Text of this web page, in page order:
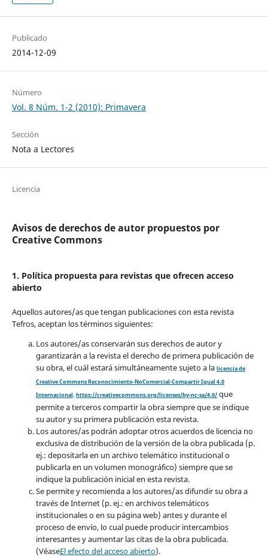
Publicado
2014-12-09
Número
Vol. 8 Núm. 1-2 (2010): Primavera
Sección
Nota a Lectores
Licencia
Avisos de derechos de autor propuestos por
Creative Commons
1. Política propuesta para revistas que ofrecen acceso
abierto
Aquellos autores/as que tengan publicaciones con esta revista
Tefros, aceptan los términos siguientes:
Los autores/as conservarán sus derechos de autor y
garantizarán a la revista el derecho de primera publicación de
su obra, el cuál estará simultáneamente sujeto a la licencia de
Creative Commons Reconocimiento-NoComercial-Compartir Igual 4.0
Internacional. https://creativecommons.org/licenses/by-nc-sa/4.0/que
permite a terceros compartir la obra siempre que se indique
su autor y su primera publicación esta revista.
Los autores/as podrán adoptar otros acuerdos de licencia no
exclusiva de distribución de la versión de la obra publicada (p.
ej.: depositarla en un archivo telemático institucional o
publicarla en un volumen monográfico) siempre que se
indique la publicación inicial en esta revista.
Se permite y recomienda a los autores/as difundir su obra a
través de Internet (p. ej.: en archivos telemáticos
institucionales o en su página web) antes y durante el
proceso de envío, lo cual puede producir intercambios
interesantes y aumentar las citas de la obra publicada.
(VéaseEl efecto del acceso abierto).